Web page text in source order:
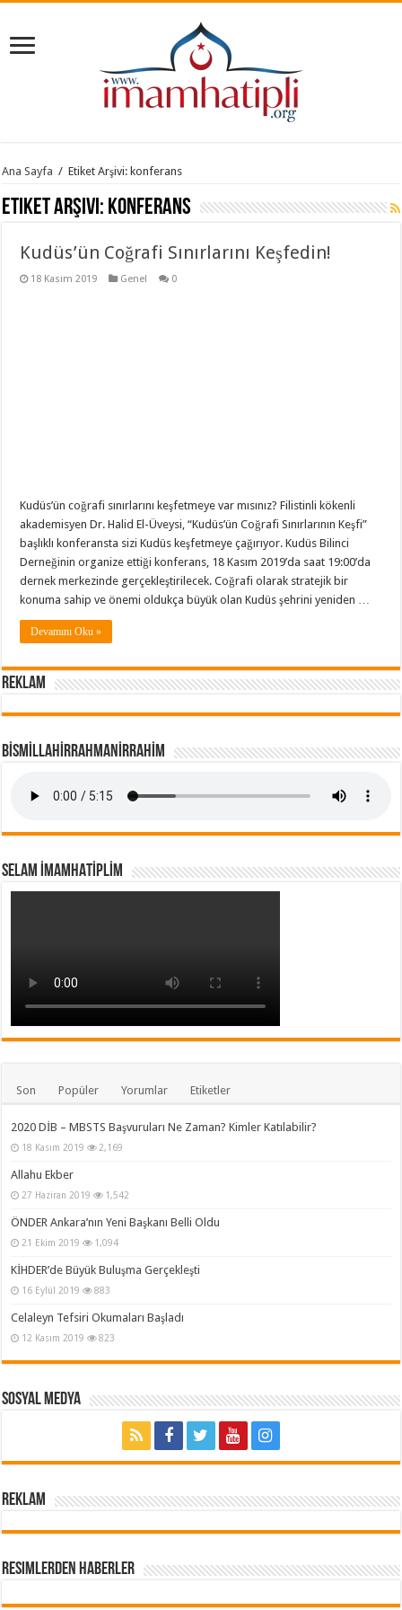
Ana Sayfa / Etiket Arşivi: konferans
Etiket Arşivi: konferans
Kudüs’ün Coğrafi Sınırlarını Keşfedin!
18 Kasım 2019 Genel 0
Kudüs’ün coğrafi sınırlarını keşfetmeye var mısınız? Filistinli kökenli
akademisyen Dr. Halid El-Üveysi, “Kudüs’ün Coğrafi Sınırlarının Keşfi”
başlıklı konferansta sizi Kudüs keşfetmeye çağırıyor. Kudüs Bilinci
Derneğinin organize ettiği konferans, 18 Kasım 2019’da saat 19:00’da
dernek merkezinde gerçekleştirilecek. Coğrafi olarak stratejik bir
konuma sahip ve önemi oldukça büyük olan Kudüs şehrini yeniden …
Devamını Oku »
REKLAM
BİSMİLLAHİRRAHMANİRRAHİM
SELAM İMAMHATİPLİM
Son Popüler Yorumlar Etiketler
2020 DİB – MBSTS Başvuruları Ne Zaman? Kimler Katılabilir?
18 Kasım 2019 2,169
Allahu Ekber
27 Haziran 2019 1,542
ÖNDER Ankara’nın Yeni Başkanı Belli Oldu
21 Ekim 2019 1,094
KİHDER’de Büyük Buluşma Gerçekleşti
16 Eylül 2019 883
Celaleyn Tefsiri Okumaları Başladı
12 Kasım 2019 823
Sosyal Medya
REKLAM
Resimlerden Haberler